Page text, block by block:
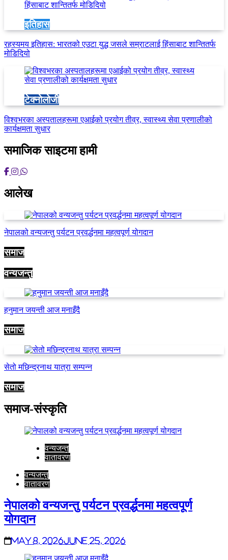
इतिहास
रहस्यमय इतिहास: भारतको एउटा युद्ध जसले सम्राटलाई हिंसाबाट शान्तितर्फ
मोडिदियो
टेक्नोलोजी
विश्वभरका अस्पतालहरूमा एआईको प्रयोग तीव्र, स्वास्थ्य सेवा प्रणालीको
कार्यक्षमता सुधार
समाजिक साइटमा हामी
आलेख
नेपालको वन्यजन्तु पर्यटन प्रवर्द्धनमा महत्वपूर्ण योगदान
समाज
वन्यजन्तु
हनुमान जयन्ती आज मनाइँदै
समाज
सेतो मछिन्द्रनाथ यात्रा सम्पन्न
समाज
समाज-संस्कृति
वन्यजन्तु
वातावरण
वन्यजन्तु
वातावरण
नेपालको वन्यजन्तु पर्यटन प्रवर्द्धनमा महत्वपूर्ण
योगदान
May 8, 2026June 25, 2026